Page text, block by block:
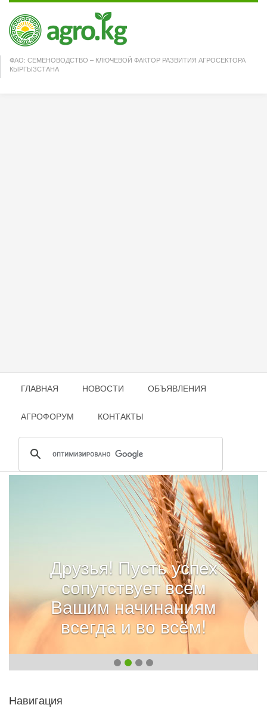
ФАО: СЕМЕНОВОДСТВО – КЛЮЧЕВОЙ ФАКТОР РАЗВИТИЯ АГРОСЕКТОРА
КЫРГЫЗСТАНА
ГЛАВНАЯ НОВОСТИ ОБЪЯВЛЕНИЯ
АГРОФОРУМ КОНТАКТЫ
Друзья! Пусть успех
сопутствует всем
Вашим начинаниям
всегда и во всём!
Навигация